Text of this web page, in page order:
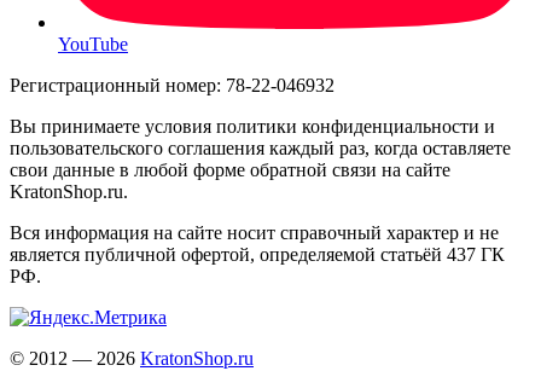
YouTube
Регистрационный номер: 78-22-046932
Вы принимаете условия политики конфиденциальности и
пользовательского соглашения каждый раз, когда оставляете
свои данные в любой форме обратной связи на сайте
KratonShop.ru.
Вся информация на сайте носит справочный характер и не
является публичной офертой, определяемой статьёй 437 ГК
РФ.
© 2012 — 2026 KratonShop.ru